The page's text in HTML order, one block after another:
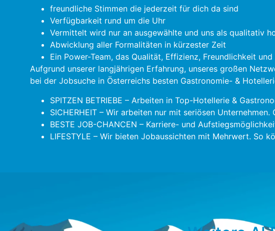
freundliche Stimmen die jederzeit für dich da sind
Verfügbarkeit rund um die Uhr
Vermittelt wird nur an ausgewählte und uns als qualitativ
Abwicklung aller Formalitäten in kürzester Zeit
Ein Power-Team, das Qualität, Effizienz, Freundlichkeit
Aufgrund unserer langjährigen Erfahrung, unseres großen
bei der Jobsuche in Österreichs besten Gastronomie- &
SPITZEN BETRIEBE – Arbeiten in Top-Hotellerie &
SICHERHEIT – Wir arbeiten nur mit seriösen
BESTE JOB-CHANCEN – Karriere- und
LIFESTYLE – Wir bieten Jobaussichten mit Mehrwert. So